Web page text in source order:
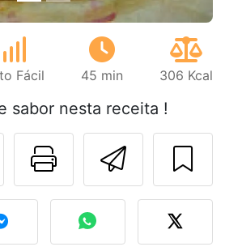
Fácil 45 min 306 Kcal
sabor nesta receita !
Imprima
Falar com o autor
receita?